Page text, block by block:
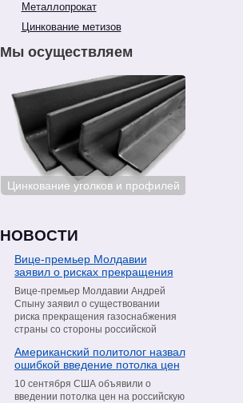
Металлопрокат
Цинкование метизов
Мы осуществляем
Цинкование уголков и профилей
НОВОСТИ
Вице-премьер Молдавии
заявил о рисках прекращения
поставок газа со стороны
«Газпрома»
Вице-премьер Молдавии Андрей
Спыну заявил о существовании
риска прекращения газоснабжения
страны со стороны российской
сообщил в интервью телеканалу
Moldova 1, пишет РИА Новости.
Американский политолог назвал
ошибкой введение потолка цен
на нефть из РФ
10 сентября США объявили о
введении потолка цен на российскую